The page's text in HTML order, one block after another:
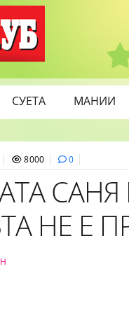
СУЕТА МАНИИ
8000 0
НЕ Е